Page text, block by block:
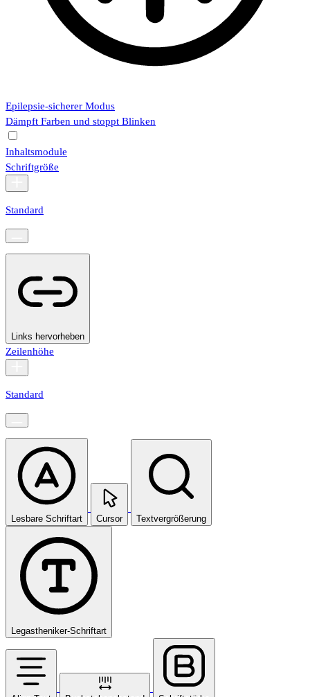
Epilepsie-sicherer Modus
Dämpft Farben und stoppt Blinken
Inhaltsmodule
Schriftgröße
Standard
Links hervorheben
Zeilenhöhe
Standard
Lesbare Schriftart Cursor Textvergrößerung
Legastheniker-Schriftart